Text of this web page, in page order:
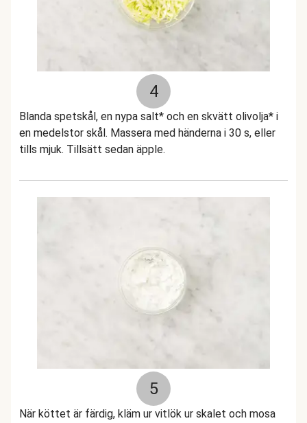
4
Blanda spetskål, en nypa salt* och en skvätt olivolja* i
en medelstor skål. Massera med händerna i 30 s, eller
tills mjuk. Tillsätt sedan äpple.
5
När köttet är färdig, kläm ur vitlök ur skalet och mosa